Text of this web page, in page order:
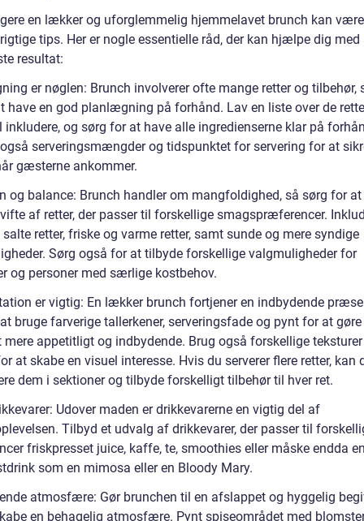
en lækker og uforglemmelig hjemmelavet brunch kan
tips. Her er nogle essentielle råd, der kan hjælpe dig
resultat:
er nøglen: Brunch involverer ofte mange retter og tilbehør,
have en god planlægning på forhånd. Lav en liste over de
inkludere, og sørg for at have alle ingredienserne klar på
serveringsmængder og tidspunktet for servering for at
gæsterne ankommer.
og balance: Brunch handler om mangfoldighed, så sørg for
af retter, der passer til forskellige smagspræferencer.
retter, friske og varme retter, samt sunde og mere syndige
Sørg også for at tilbyde forskellige valgmuligheder for
og personer med særlige kostbehov.
er vigtig: En lækker brunch fortjener en indbydende
bruge farverige tallerkener, serveringsfade og pynt for at gøre
appetitligt og indbydende. Brug også forskellige
at skabe en visuel interesse. Hvis du serverer flere retter, kan
dem i sektioner og tilbyde forskelligt tilbehør til hver ret.
Udover maden er drikkevarerne en vigtig del af
Tilbyd et udvalg af drikkevarer, der passer til
friskpresset juice, kaffe, te, smoothies eller måske endda
som en mimosa eller en Bloody Mary.
atmosfære: Gør brunchen til en afslappet og hyggelig
en behagelig atmosfære. Pynt spiseområdet med